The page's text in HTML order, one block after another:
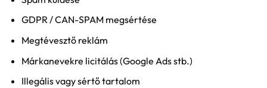
GDPR / CAN-SPAM megsértése
Megtévesztő reklám
Márkanevekre licitálás (Google Ads stb.)
Illegális vagy sértő tartalom